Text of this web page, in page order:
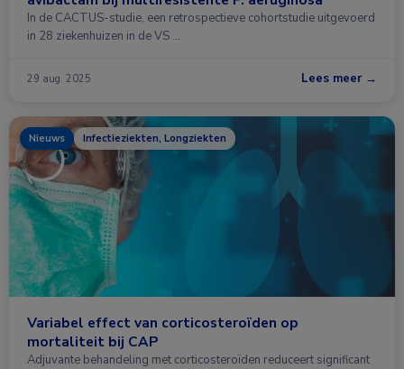
In de CACTUS-studie, een retrospectieve cohortstudie uitgevoerd
in 28 ziekenhuizen in de VS …
29 aug. 2025 Lees meer →
Nieuws Infectieziekten, Longziekten
Variabel effect van corticosteroïden op
mortaliteit bij CAP
Adjuvante behandeling met corticosteroïden reduceert significant